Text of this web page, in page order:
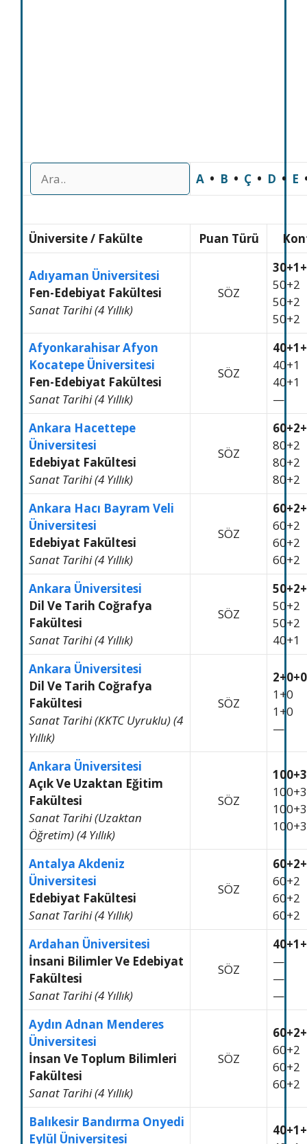
A • B • Ç • D • E
Üniversite/ Fakülte Puan Türü
Adıyaman Üniversitesi
Fen-Edebiyat Fakültesi
Sanat Tarihi (4 Yıllık)
SÖZ
50+2
50+2
50+2
Afyonkarahisar Afyon
Kocatepe Üniversitesi
Fen-Edebiyat Fakültesi
Sanat Tarihi (4 Yıllık)
SÖZ
40+1
40+1
—
Ankara Hacettepe
Üniversitesi
Edebiyat Fakültesi
Sanat Tarihi (4 Yıllık)
SÖZ
80+2
80+2
80+2
Ankara Hacı Bayram Veli
Üniversitesi
Edebiyat Fakültesi
Sanat Tarihi (4 Yıllık)
SÖZ
60+2
60+2
60+2
Ankara Üniversitesi
Dil Ve Tarih Coğrafya
Fakültesi
Sanat Tarihi (4 Yıllık)
SÖZ
50+2
50+2
40+1
Ankara Üniversitesi
Dil Ve Tarih Coğrafya
Fakültesi
Sanat Tarihi (KKTC Uyruklu) (4
Yıllık)
SÖZ
1+0
1+0
—
Ankara Üniversitesi
Açık Ve Uzaktan Eğitim
Fakültesi
Sanat Tarihi (Uzaktan
Öğretim) (4 Yıllık)
SÖZ
100+3
100+3
100+3
Antalya Akdeniz
Üniversitesi
Edebiyat Fakültesi
Sanat Tarihi (4 Yıllık)
SÖZ
60+2
60+2
60+2
Ardahan Üniversitesi
İnsani Bilimler Ve Edebiyat
Fakültesi
Sanat Tarihi (4 Yıllık)
SÖZ
—
—
—
Aydın Adnan Menderes
Üniversitesi
İnsan Ve Toplum Bilimleri
Fakültesi
Sanat Tarihi (4 Yıllık)
SÖZ
60+2
60+2
60+2
Balıkesir Bandırma Onyedi
Eylül Üniversitesi